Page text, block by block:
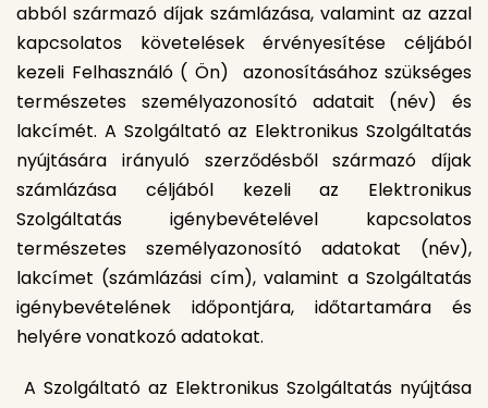
abból származó díjak számlázása, valamint az azzal
kapcsolatos követelések érvényesítése céljából
kezeli Felhasználó ( Ön) azonosításához szükséges
természetes személyazonosító adatait (név) és
lakcímét. A Szolgáltató az Elektronikus Szolgáltatás
nyújtására irányuló szerződésből származó díjak
számlázása céljából kezeli az Elektronikus
Szolgáltatás igénybevételével kapcsolatos
természetes személyazonosító adatokat (név),
lakcímet (számlázási cím), valamint a Szolgáltatás
igénybevételének időpontjára, időtartamára és
helyére vonatkozó adatokat.
A Szolgáltató az Elektronikus Szolgáltatás nyújtása